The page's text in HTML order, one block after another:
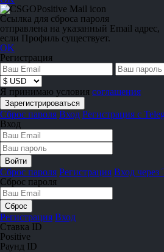
Ссылка для сброса пароля
отправлена на указанный Email адрес,
если Профиль существует.
OK
Регистрация
Я принимаю условия соглашения
Сброс пароля Вход Регистрация с
Вход
Сброс пароля Регистрация Вход через
Сброс пароля
Регистрация Вход
Ставка ID
Positive
Раунд ID